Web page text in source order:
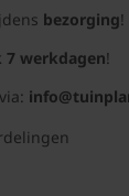
bezorging!
werkdagen!